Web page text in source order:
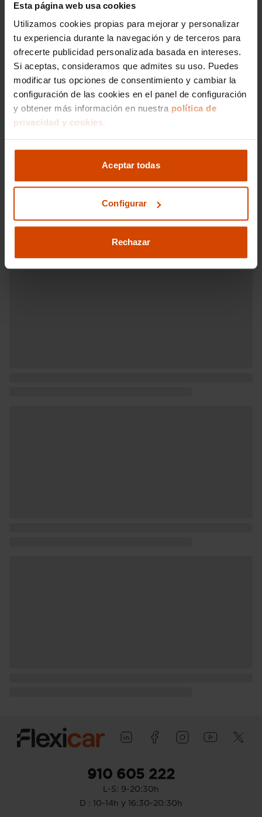
Esta página web usa cookies
Utilizamos cookies propias para mejorar y personalizar
tu experiencia durante la navegación y de terceros para
ofrecerte publicidad personalizada basada en intereses.
Si aceptas, consideramos que admites su uso. Puedes
modificar tus opciones de consentimiento y cambiar la
configuración de las cookies en el panel de configuración
y obtener más información en nuestra política de
privacidad y cookies.
Aceptar todas
Configurar
Rechazar
Me interesa
Vehículos recomendados
910 605 222
L-S: 9-20:30h
D : 10-14h y 16:30-20:30h